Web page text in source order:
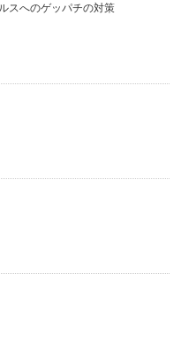
スへのゲッパチの対策